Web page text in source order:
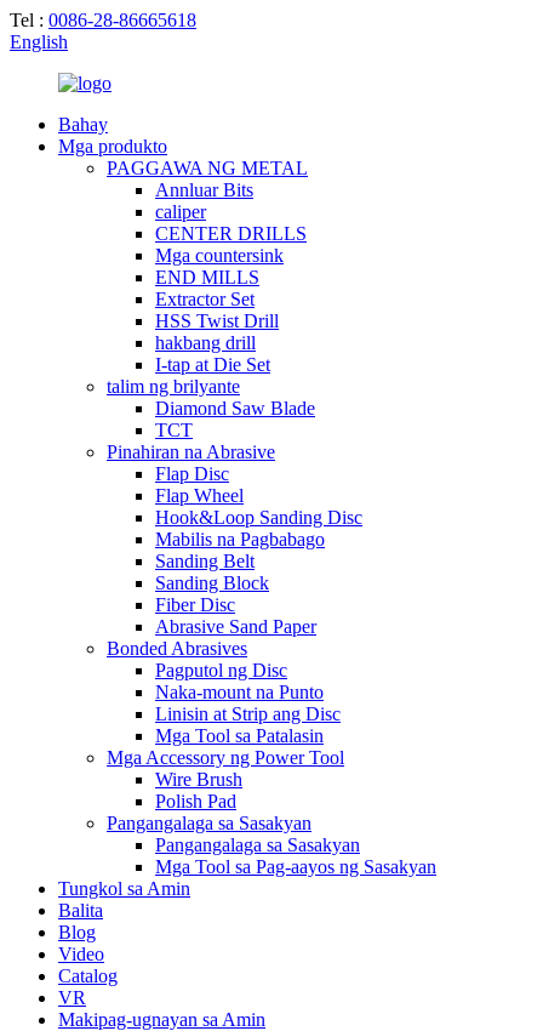
Tel : 0086-28-86665618
English
Bahay
Mga produkto
PAGGAWA NG METAL
Annluar Bits
caliper
CENTER DRILLS
Mga countersink
END MILLS
Extractor Set
HSS Twist Drill
hakbang drill
I-tap at Die Set
talim ng brilyante
Diamond Saw Blade
TCT
Pinahiran na Abrasive
Flap Disc
Flap Wheel
Hook&Loop Sanding Disc
Mabilis na Pagbabago
Sanding Belt
Sanding Block
Fiber Disc
Abrasive Sand Paper
Bonded Abrasives
Pagputol ng Disc
Naka-mount na Punto
Linisin at Strip ang Disc
Mga Tool sa Patalasin
Mga Accessory ng Power Tool
Wire Brush
Polish Pad
Pangangalaga sa Sasakyan
Pangangalaga sa Sasakyan
Mga Tool sa Pag-aayos ng Sasakyan
Tungkol sa Amin
Balita
Blog
Video
Catalog
VR
Makipag-ugnayan sa Amin